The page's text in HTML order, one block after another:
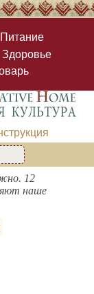
Питание
Здоровье
12
наше